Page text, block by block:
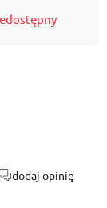
dodaj opinię